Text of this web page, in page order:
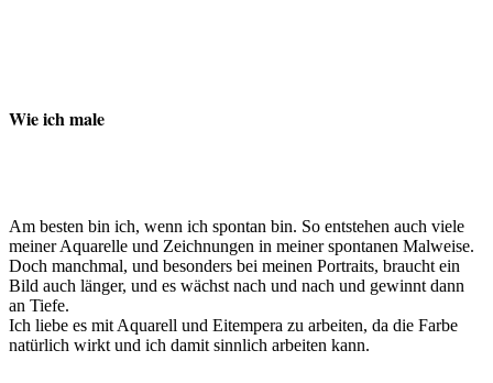
Wie ich male
Am besten bin ich, wenn ich spontan bin. So entstehen auch viele
meiner Aquarelle und Zeichnungen in meiner spontanen Malweise.
Doch manchmal, und besonders bei meinen Portraits, braucht ein
Bild auch länger, und es wächst nach und nach und gewinnt dann
an Tiefe.
Ich liebe es mit Aquarell und Eitempera zu arbeiten, da die Farbe
natürlich wirkt und ich damit sinnlich arbeiten kann.